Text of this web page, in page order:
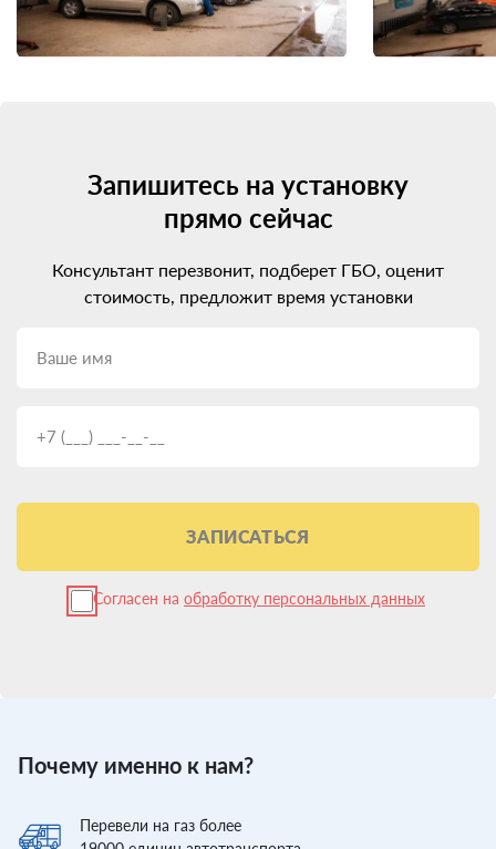
Запишитесь на установку
прямо сейчас
Консультант перезвонит, подберет ГБО, оценит
стоимость, предложит время установки
ЗАПИСАТЬСЯ
Согласен на обработку персональных данных
Почему именно к нам?
Перевели на газ более